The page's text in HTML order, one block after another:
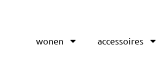
wonen accessoires